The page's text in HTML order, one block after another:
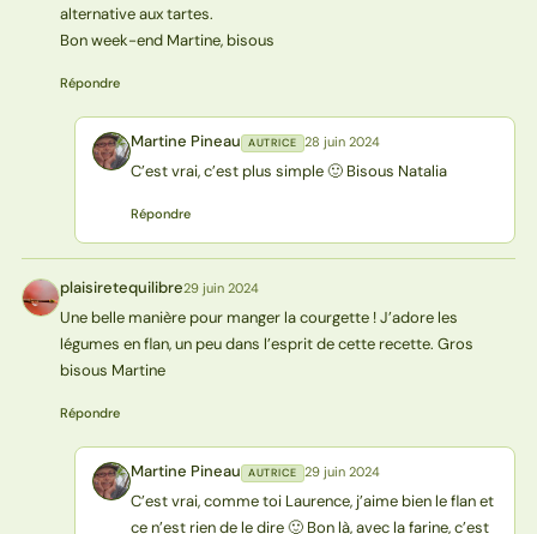
alternative aux tartes.
Bon week-end Martine, bisous
Répondre
MP Martine Pineau AUTRICE 28 juin 2024
C’est vrai, c’est plus simple 🙂 Bisous Natalia
Répondre
P plaisiretequilibre29 juin 2024
Une belle manière pour manger la courgette ! J’adore les
légumes en flan, un peu dans l’esprit de cette recette. Gros
bisous Martine
Répondre
MP Martine Pineau AUTRICE 29 juin 2024
C’est vrai, comme toi Laurence, j’aime bien le flan et
ce n’est rien de le dire 🙂 Bon là, avec la farine, c’est